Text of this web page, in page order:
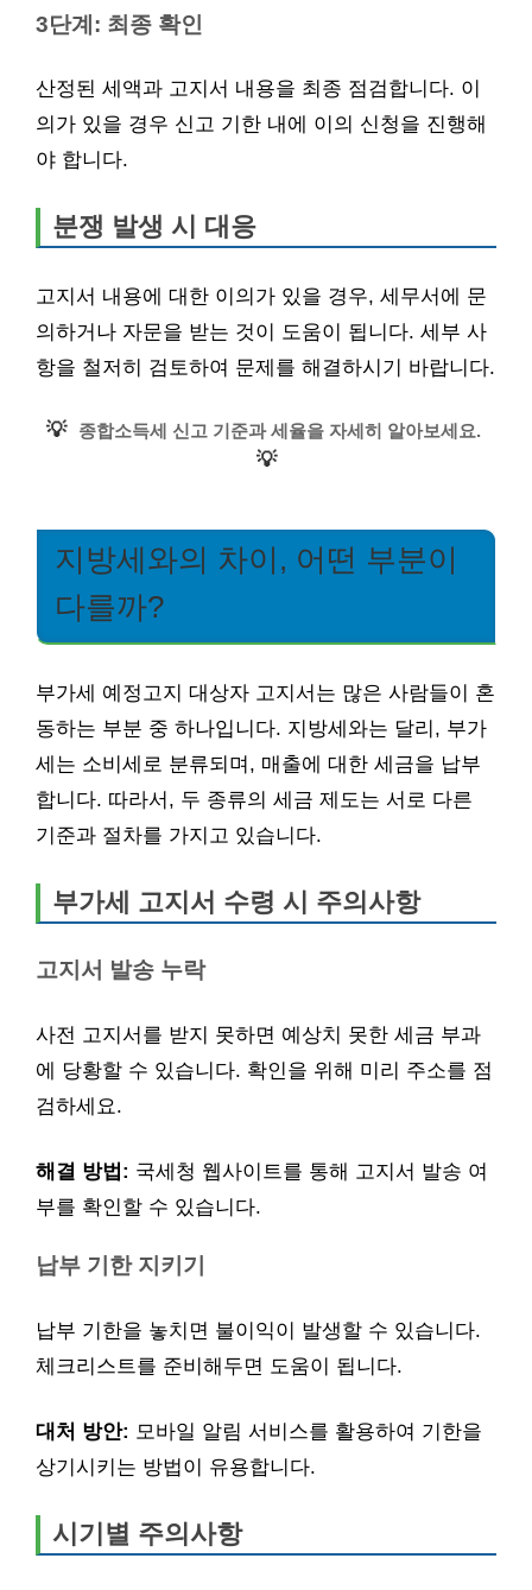
3단계: 최종 확인
산정된 세액과 고지서 내용을 최종 점검합니다. 이
의가 있을 경우 신고 기한 내에 이의 신청을 진행해
야 합니다.
분쟁 발생 시 대응
고지서 내용에 대한 이의가 있을 경우, 세무서에 문
의하거나 자문을 받는 것이 도움이 됩니다. 세부 사
항을 철저히 검토하여 문제를 해결하시기 바랍니다.
💡 종합소득세 신고 기준과 세율을 자세히 알아보세요.
💡
지방세와의 차이, 어떤 부분이
다를까?
부가세 예정고지 대상자 고지서는 많은 사람들이 혼
동하는 부분 중 하나입니다. 지방세와는 달리, 부가
세는 소비세로 분류되며, 매출에 대한 세금을 납부
합니다. 따라서, 두 종류의 세금 제도는 서로 다른
기준과 절차를 가지고 있습니다.
부가세 고지서 수령 시 주의사항
고지서 발송 누락
사전 고지서를 받지 못하면 예상치 못한 세금 부과
에 당황할 수 있습니다. 확인을 위해 미리 주소를 점
검하세요.
해결 방법: 국세청 웹사이트를 통해 고지서 발송 여
부를 확인할 수 있습니다.
납부 기한 지키기
납부 기한을 놓치면 불이익이 발생할 수 있습니다.
체크리스트를 준비해두면 도움이 됩니다.
대처 방안: 모바일 알림 서비스를 활용하여 기한을
상기시키는 방법이 유용합니다.
시기별 주의사항